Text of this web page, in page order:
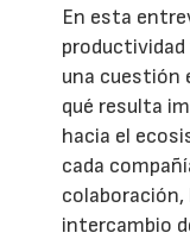
En esta
una cuestión
qué resulta
hacia el
cada
intercambio